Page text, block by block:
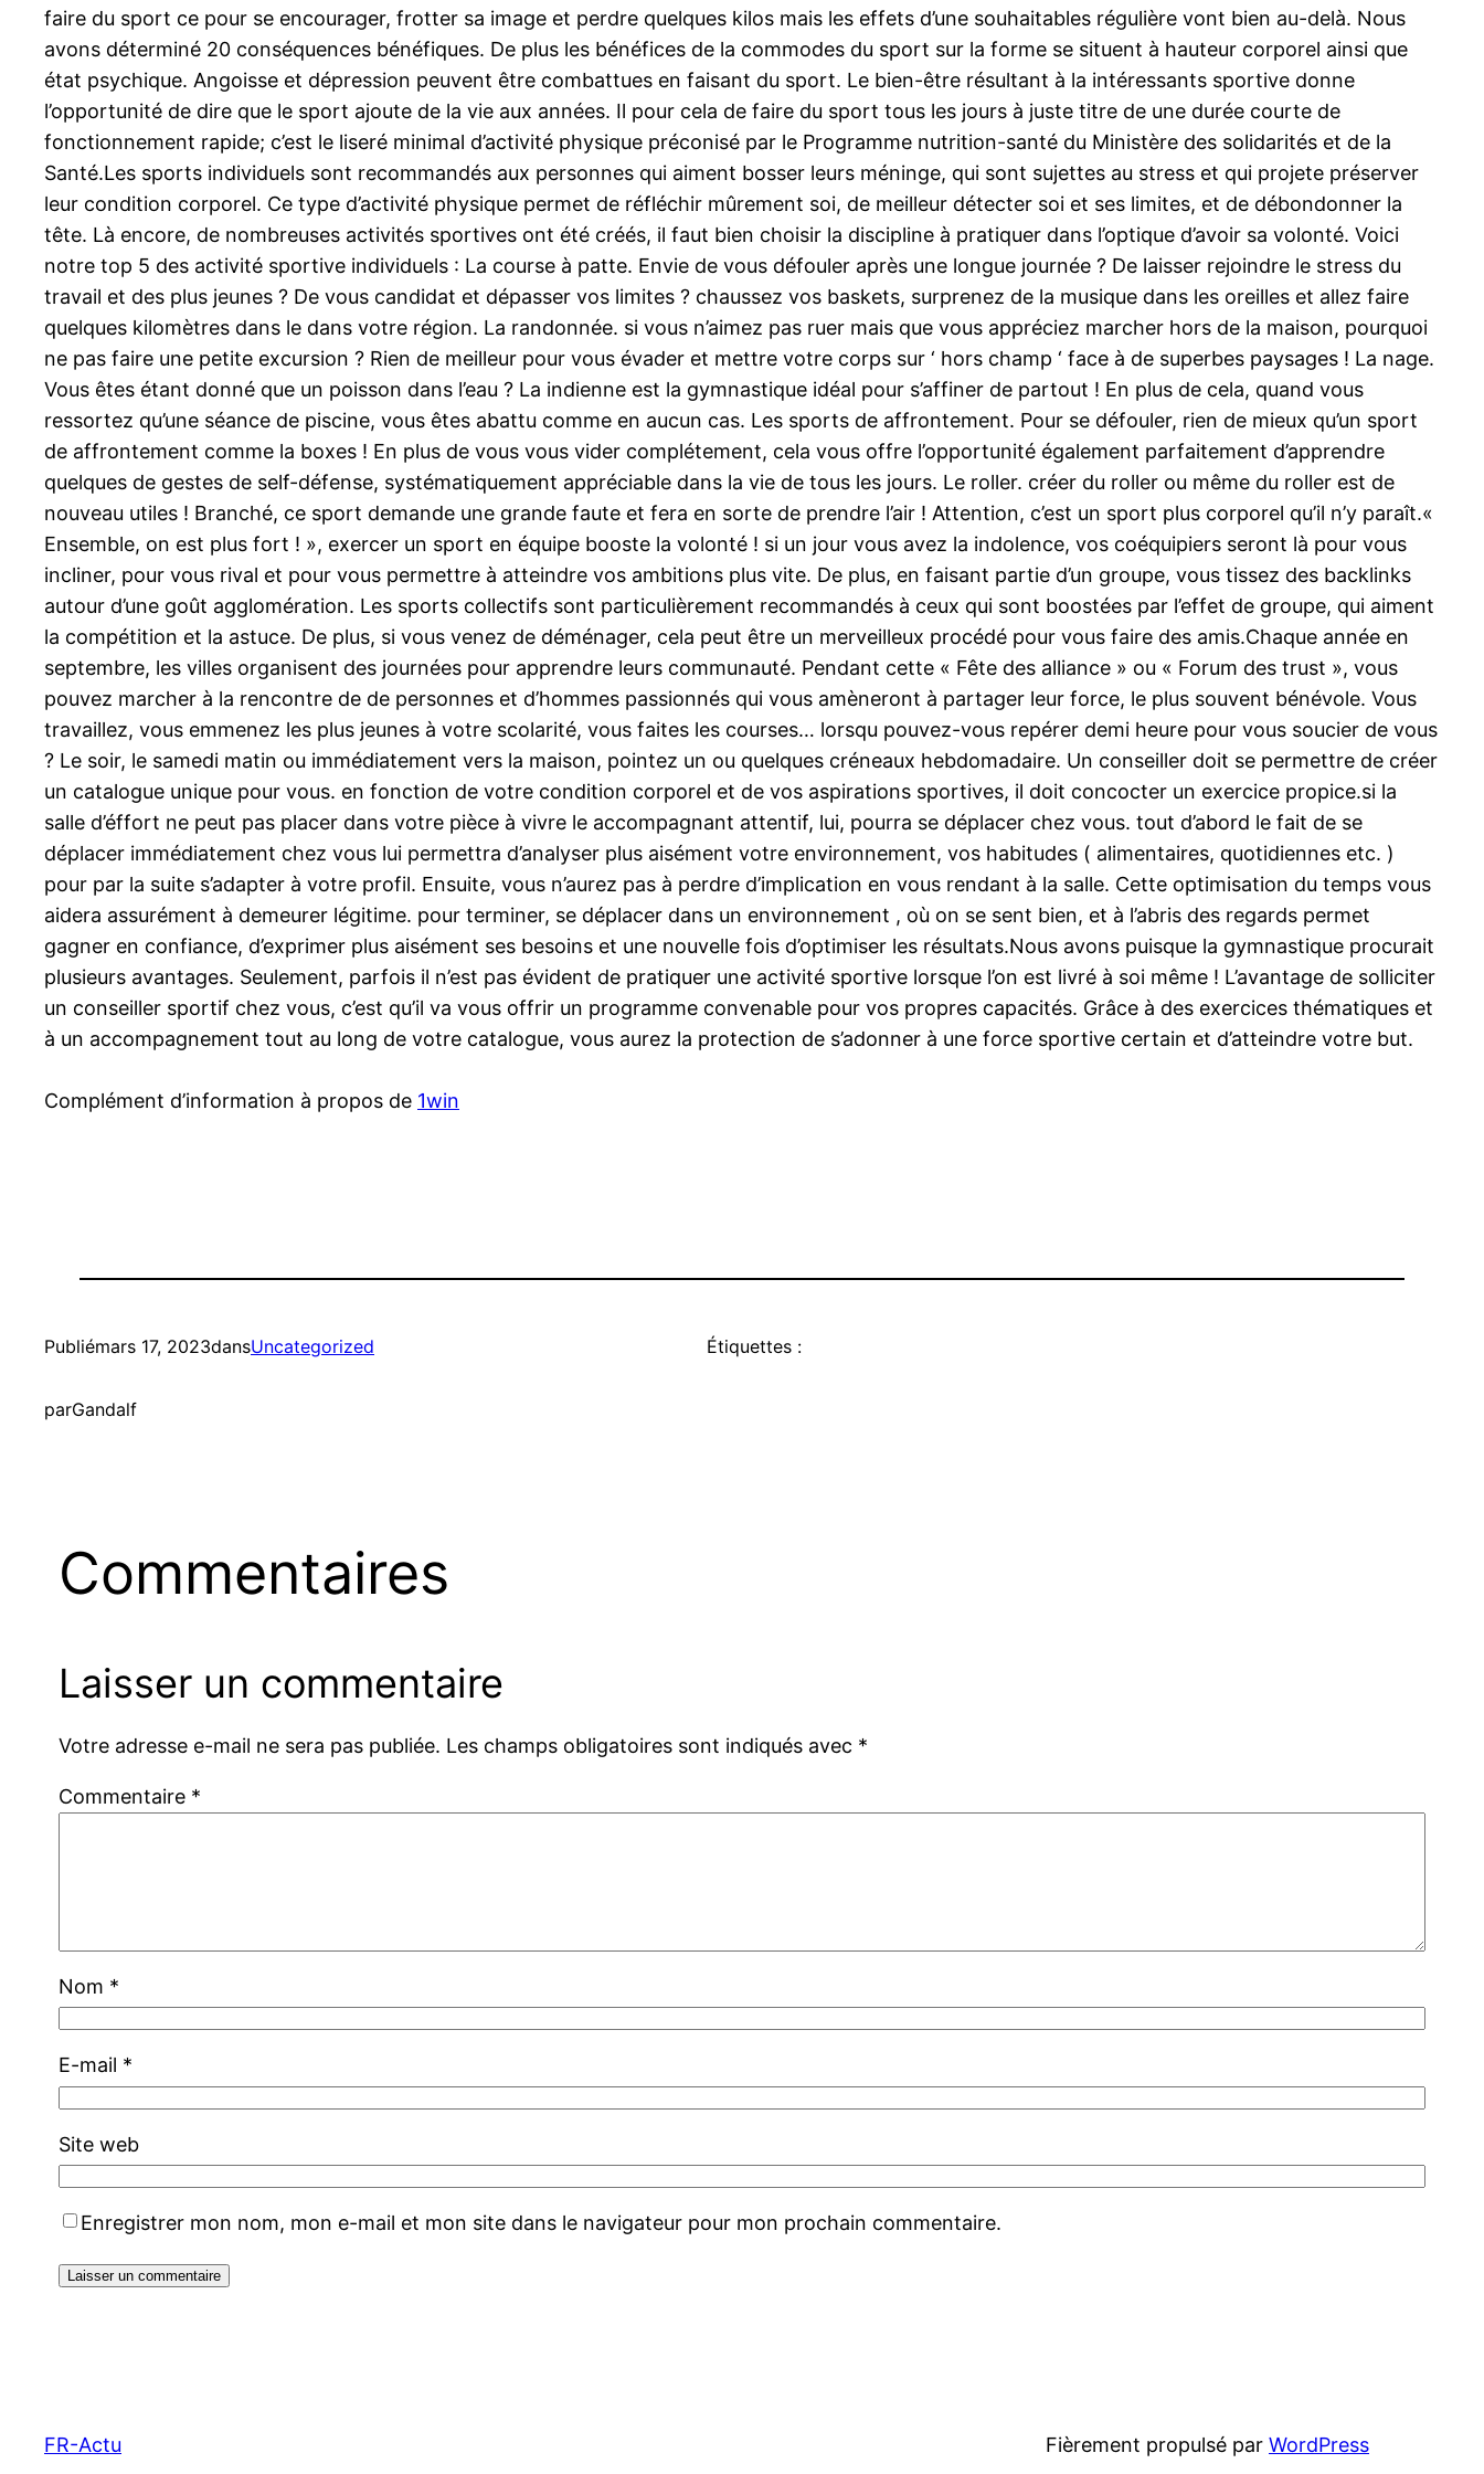
faire du sport ce pour se encourager, frotter sa image et perdre quelques kilos mais les effets d’une souhaitables régulière vont bien au-delà. Nous
avons déterminé 20 conséquences bénéfiques. De plus les bénéfices de la commodes du sport sur la forme se situent à hauteur corporel ainsi que
état psychique. Angoisse et dépression peuvent être combattues en faisant du sport. Le bien-être résultant à la intéressants sportive donne
l’opportunité de dire que le sport ajoute de la vie aux années. Il pour cela de faire du sport tous les jours à juste titre de une durée courte de
fonctionnement rapide; c’est le liseré minimal d’activité physique préconisé par le Programme nutrition-santé du Ministère des solidarités et de la
Santé.Les sports individuels sont recommandés aux personnes qui aiment bosser leurs méninge, qui sont sujettes au stress et qui projete préserver
leur condition corporel. Ce type d’activité physique permet de réfléchir mûrement soi, de meilleur détecter soi et ses limites, et de débondonner la
tête. Là encore, de nombreuses activités sportives ont été créés, il faut bien choisir la discipline à pratiquer dans l’optique d’avoir sa volonté. Voici
notre top 5 des activité sportive individuels : La course à patte. Envie de vous défouler après une longue journée ? De laisser rejoindre le stress du
travail et des plus jeunes ? De vous candidat et dépasser vos limites ? chaussez vos baskets, surprenez de la musique dans les oreilles et allez faire
quelques kilomètres dans le dans votre région. La randonnée. si vous n’aimez pas ruer mais que vous appréciez marcher hors de la maison, pourquoi
ne pas faire une petite excursion ? Rien de meilleur pour vous évader et mettre votre corps sur ‘ hors champ ‘ face à de superbes paysages ! La nage.
Vous êtes étant donné que un poisson dans l’eau ? La indienne est la gymnastique idéal pour s’affiner de partout ! En plus de cela, quand vous
ressortez qu’une séance de piscine, vous êtes abattu comme en aucun cas. Les sports de affrontement. Pour se défouler, rien de mieux qu’un sport
de affrontement comme la boxes ! En plus de vous vous vider complétement, cela vous offre l’opportunité également parfaitement d’apprendre
quelques de gestes de self-défense, systématiquement appréciable dans la vie de tous les jours. Le roller. créer du roller ou même du roller est de
nouveau utiles ! Branché, ce sport demande une grande faute et fera en sorte de prendre l’air ! Attention, c’est un sport plus corporel qu’il n’y paraît.«
Ensemble, on est plus fort ! », exercer un sport en équipe booste la volonté ! si un jour vous avez la indolence, vos coéquipiers seront là pour vous
incliner, pour vous rival et pour vous permettre à atteindre vos ambitions plus vite. De plus, en faisant partie d’un groupe, vous tissez des backlinks
autour d’une goût agglomération. Les sports collectifs sont particulièrement recommandés à ceux qui sont boostées par l’effet de groupe, qui aiment
la compétition et la astuce. De plus, si vous venez de déménager, cela peut être un merveilleux procédé pour vous faire des amis.Chaque année en
septembre, les villes organisent des journées pour apprendre leurs communauté. Pendant cette « Fête des alliance » ou « Forum des trust », vous
pouvez marcher à la rencontre de de personnes et d’hommes passionnés qui vous amèneront à partager leur force, le plus souvent bénévole. Vous
travaillez, vous emmenez les plus jeunes à votre scolarité, vous faites les courses… lorsqu pouvez-vous repérer demi heure pour vous soucier de vous
? Le soir, le samedi matin ou immédiatement vers la maison, pointez un ou quelques créneaux hebdomadaire. Un conseiller doit se permettre de créer
un catalogue unique pour vous. en fonction de votre condition corporel et de vos aspirations sportives, il doit concocter un exercice propice.si la
salle d’éffort ne peut pas placer dans votre pièce à vivre le accompagnant attentif, lui, pourra se déplacer chez vous. tout d’abord le fait de se
déplacer immédiatement chez vous lui permettra d’analyser plus aisément votre environnement, vos habitudes ( alimentaires, quotidiennes etc. )
pour par la suite s’adapter à votre profil. Ensuite, vous n’aurez pas à perdre d’implication en vous rendant à la salle. Cette optimisation du temps vous
aidera assurément à demeurer légitime. pour terminer, se déplacer dans un environnement , où on se sent bien, et à l’abris des regards permet
gagner en confiance, d’exprimer plus aisément ses besoins et une nouvelle fois d’optimiser les résultats.Nous avons puisque la gymnastique procurait
plusieurs avantages. Seulement, parfois il n’est pas évident de pratiquer une activité sportive lorsque l’on est livré à soi même ! L’avantage de solliciter
un conseiller sportif chez vous, c’est qu’il va vous offrir un programme convenable pour vos propres capacités. Grâce à des exercices thématiques et
à un accompagnement tout au long de votre catalogue, vous aurez la protection de s’adonner à une force sportive certain et d’atteindre votre but.
Complément d’information à propos de 1win
Publiémars 17, 2023dansUncategorized
parGandalf
Étiquettes :
Commentaires
Laisser un commentaire
Votre adresse e-mail ne sera pas publiée. Les champs obligatoires sont indiqués avec *
Commentaire *
Nom *
E-mail *
Site web
Enregistrer mon nom, mon e-mail et mon site dans le navigateur pour mon prochain commentaire.
FR-Actu Fièrement propulsé par WordPress